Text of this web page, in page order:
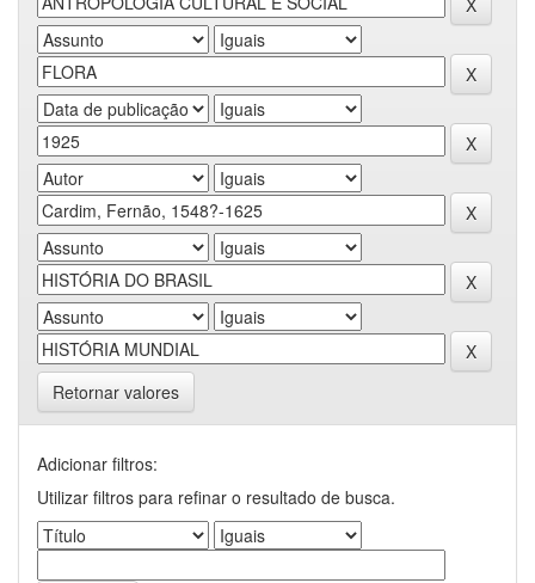
Retornar valores
Adicionar filtros:
Utilizar filtros para refinar o resultado de busca.